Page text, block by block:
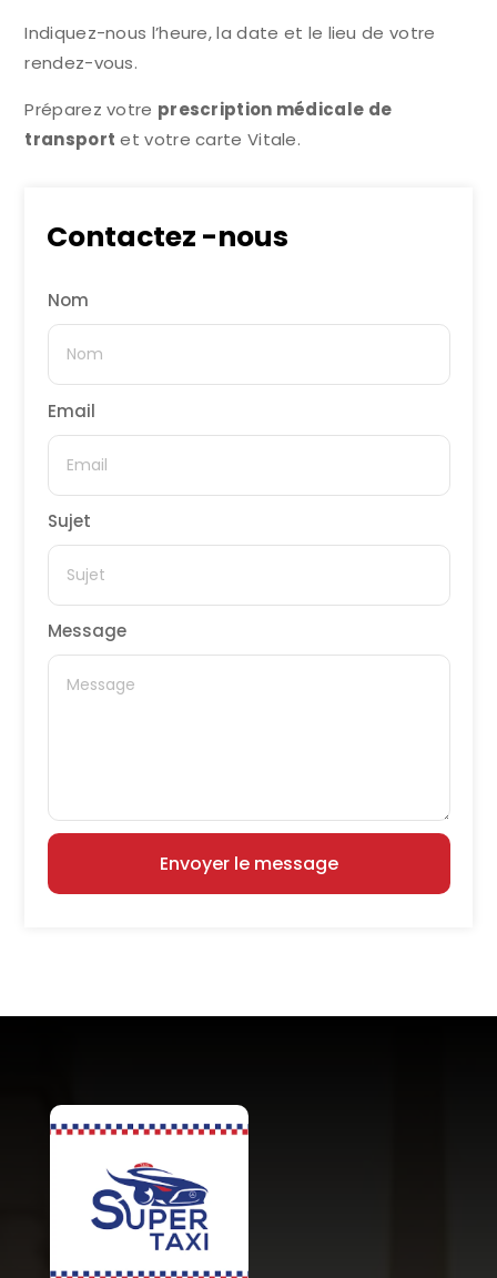
Indiquez-nous l’heure, la date et le lieu de votre
rendez-vous.
Préparez votre prescription médicale de
transport et votre carte Vitale.
Contactez -nous
Nom
Email
Sujet
Message
Envoyer le message